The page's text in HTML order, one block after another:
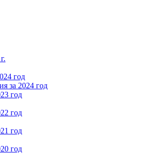
год
за 2024 год
год
год
год
год